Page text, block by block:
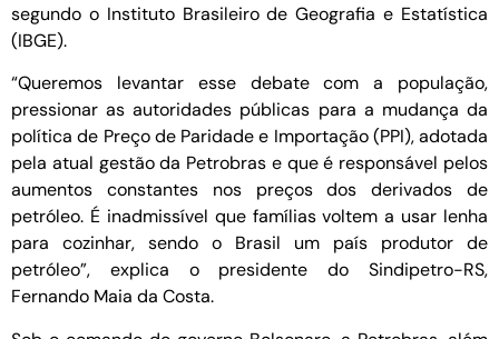
segundo o Instituto Brasileiro de Geografia e Estatística
(IBGE).
“Queremos levantar esse debate com a população,
pressionar as autoridades públicas para a mudança da
política de Preço de Paridade e Importação (PPI), adotada
pela atual gestão da Petrobras e que é responsável pelos
aumentos constantes nos preços dos derivados de
petróleo. É inadmissível que famílias voltem a usar lenha
para cozinhar, sendo o Brasil um país produtor de
petróleo”, explica o presidente do Sindipetro-RS,
Fernando Maia da Costa.